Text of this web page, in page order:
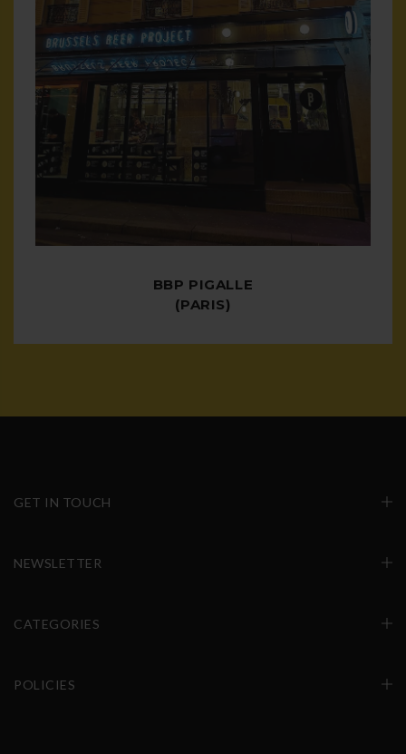
BBP PIGALLE
(PARIS)
GET IN TOUCH
NEWSLETTER
CATEGORIES
POLICIES